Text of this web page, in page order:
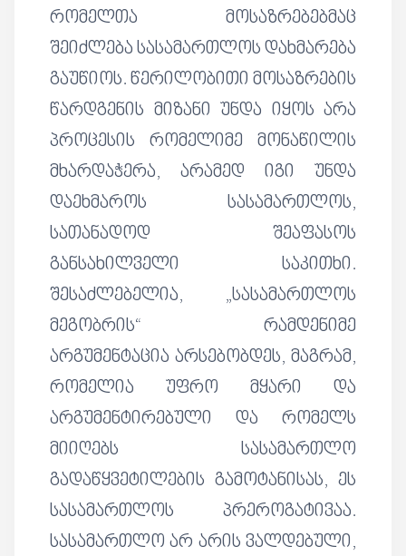
რომელთა მოსაზრებებმაც
შეიძლება სასამართლოს დახმარება
გაუწიოს. წერილობითი მოსაზრების
წარდგენის მიზანი უნდა იყოს არა
პროცესის რომელიმე მონაწილის
მხარდაჭერა, არამედ იგი უნდა
დაეხმაროს სასამართლოს,
სათანადოდ შეაფასოს
განსახილველი საკითხი.
შესაძლებელია, „სასამართლოს
მეგობრის“ რამდენიმე
არგუმენტაცია არსებობდეს, მაგრამ,
რომელია უფრო მყარი და
არგუმენტირებული და რომელს
მიიღებს სასამართლო
გადაწყვეტილების გამოტანისას, ეს
სასამართლოს პრეროგატივაა.
სასამართლო არ არის ვალდებული,